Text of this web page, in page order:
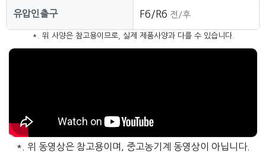
유압인출구 F6/R6 전/후
*. 위 사양은 참고용이므로, 실제 제품사양과 다를 수 있습니다.
*. 위 동영상은 참고용이며, 중고농기계 동영상이 아닙니다.